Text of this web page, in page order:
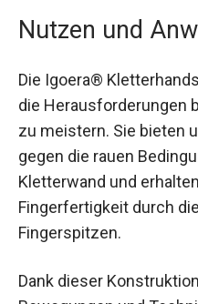
Nutzen und
Die Igoera®️
um die
Bouldern zu meistern.
Schutz gegen die rauen
und an der Kletterwand
hohe Fingerfertigkeit
Fingerspitzen.
Dank dieser